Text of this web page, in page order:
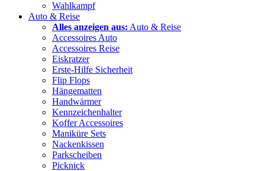
Wahlkampf
Auto & Reise
Alles anzeigen aus: Auto & Reise
Accessoires Auto
Accessoires Reise
Eiskratzer
Erste-Hilfe Sicherheit
Flip Flops
Hängematten
Handwärmer
Kennzeichenhalter
Koffer Accessoires
Maniküre Sets
Nackenkissen
Parkscheiben
Picknick